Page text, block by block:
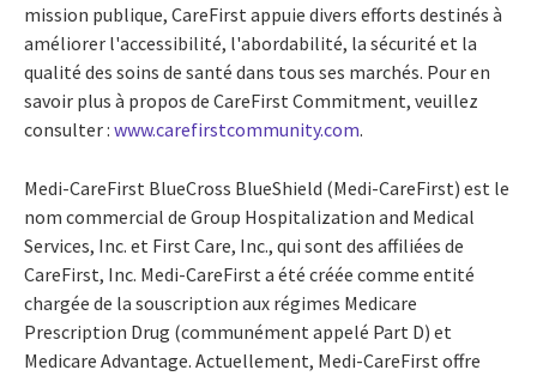
mission publique, CareFirst appuie divers efforts destinés à
améliorer l'accessibilité, l'abordabilité, la sécurité et la
qualité des soins de santé dans tous ses marchés. Pour en
savoir plus à propos de CareFirst Commitment, veuillez
consulter : www.carefirstcommunity.com.
Medi-CareFirst BlueCross BlueShield (Medi-CareFirst) est le
nom commercial de Group Hospitalization and Medical
Services, Inc. et First Care, Inc., qui sont des affiliées de
CareFirst, Inc. Medi-CareFirst a été créée comme entité
chargée de la souscription aux régimes Medicare
Prescription Drug (communément appelé Part D) et
Medicare Advantage. Actuellement, Medi-CareFirst offre